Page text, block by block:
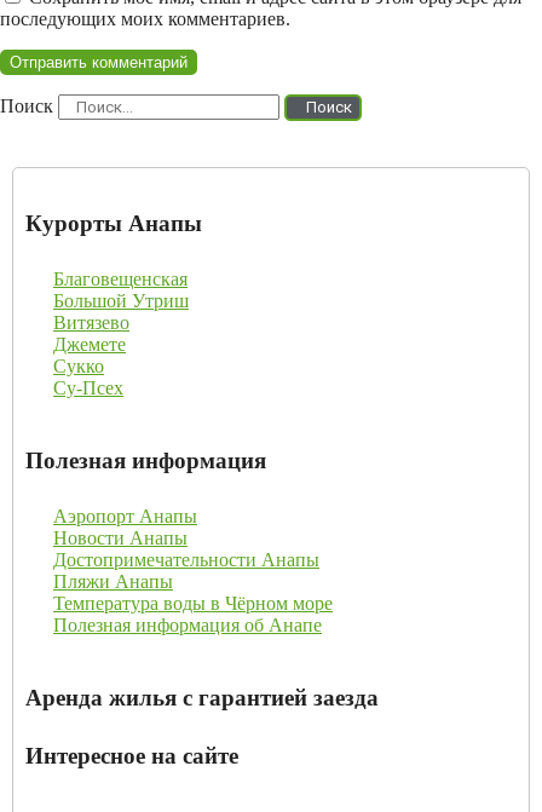
последующих моих комментариев.
Поиск Поиск
Курорты Анапы
Благовещенская
Большой Утриш
Витязево
Джемете
Сукко
Су-Псех
Полезная информация
Аэропорт Анапы
Новости Анапы
Достопримечательности Анапы
Пляжи Анапы
Температура воды в Чёрном море
Полезная информация об Анапе
Аренда жилья с гарантией заезда
Интересное на сайте